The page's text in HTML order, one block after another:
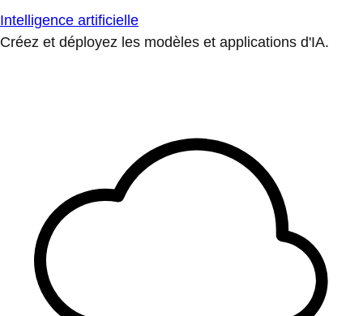
Intelligence artificielle
Créez et déployez les modèles et applications d'IA.